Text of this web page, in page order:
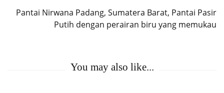
Pantai Nirwana Padang, Sumatera Barat, Pantai Pasir
Putih dengan perairan biru yang memukau
You may also like...